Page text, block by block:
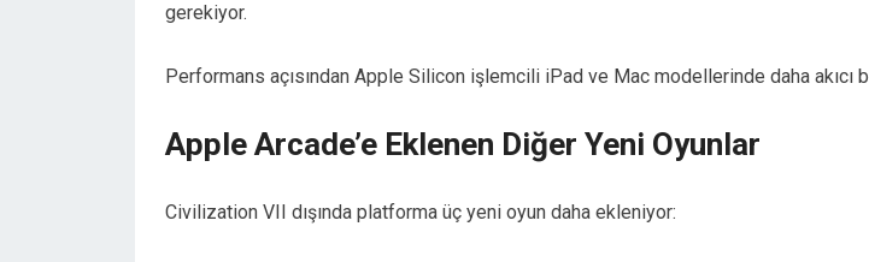
gerekiyor.
Performans açısından Apple Silicon işlemcili iPad ve Mac modellerinde daha akıcı
Apple Arcade’e Eklenen Diğer Yeni Oyunlar
Civilization VII dışında platforma üç yeni oyun daha ekleniyor: